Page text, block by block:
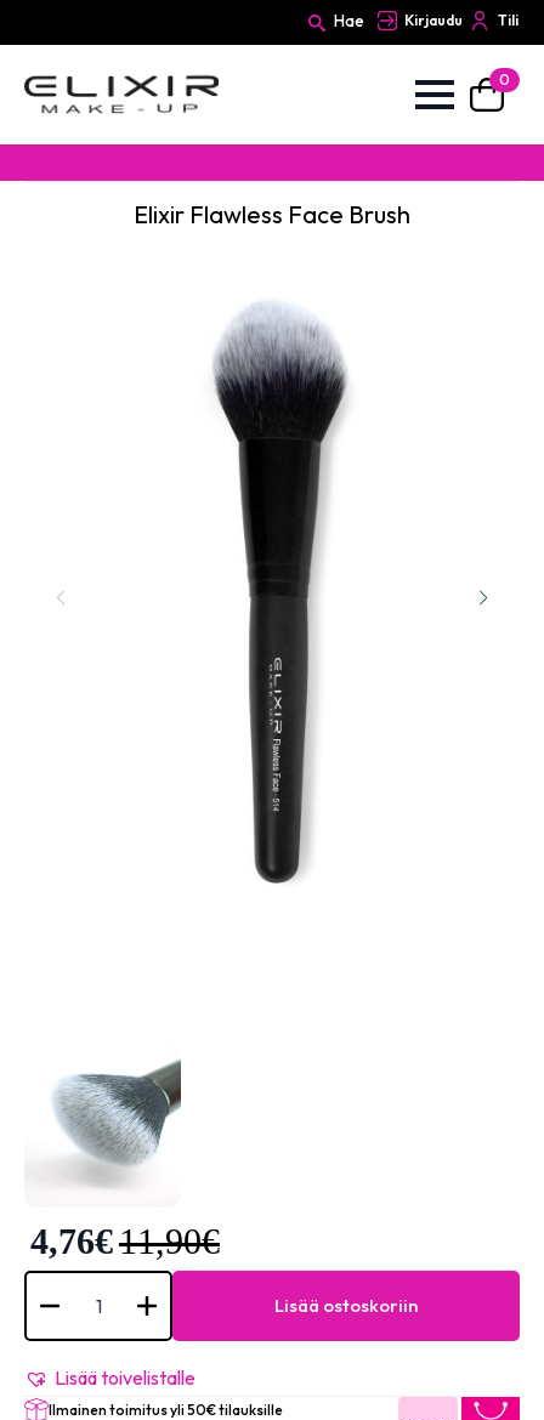
Hae Kirjaudu Tili
0
Elixir Flawless Face Brush
11,90€
4,76€
Elixir
Flawless
Brush
Lisää ostoskoriin
Lisää toivelistalle
Ilmainen toimitus yli 50€ tilauksille